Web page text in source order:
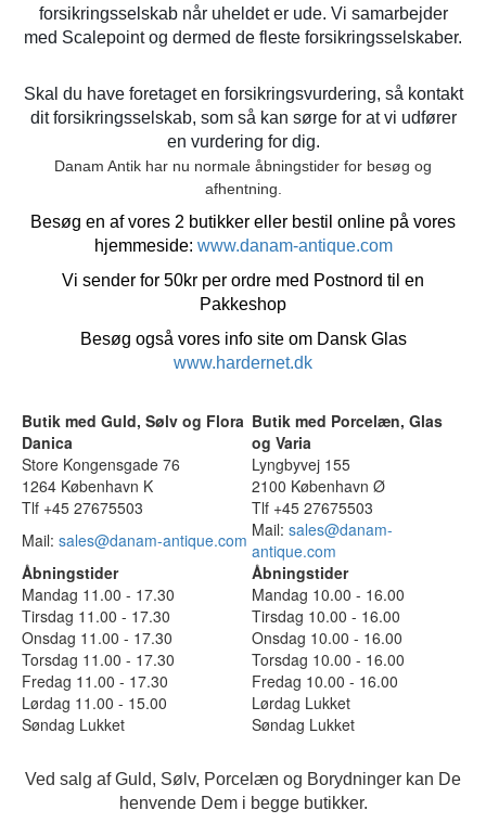
forsikringsselskab når uheldet er ude. Vi samarbejder
med Scalepoint og dermed de fleste forsikringsselskaber.
Skal du have foretaget en forsikringsvurdering, så kontakt
dit forsikringsselskab, som så kan sørge for at vi udfører
en vurdering for dig.
Danam Antik har nu normale åbningstider for besøg og
afhentning.
Besøg en af vores 2 butikker eller bestil online på vores
hjemmeside: www.danam-antique.com
Vi sender for 50kr per ordre med Postnord til en
Pakkeshop
Besøg også vores info site om Dansk Glas
www.hardernet.dk
Butik med Guld, Sølv og Flora
Danica
Butik med Porcelæn, Glas
og Varia
Store Kongensgade 76
Lyngbyvej 155
1264 København K
2100 København Ø
Tlf +45 27675503
Tlf +45 27675503
Mail: sales@danam-antique.com Mail: sales@danam-
antique.com
Åbningstider
Åbningstider
Mandag 11.00 - 17.30
Mandag 10.00 - 16.00
Tirsdag 11.00 - 17.30
Tirsdag 10.00 - 16.00
Onsdag 11.00 - 17.30
Onsdag 10.00 - 16.00
Torsdag 11.00 - 17.30
Torsdag 10.00 - 16.00
Fredag 11.00 - 17.30
Fredag 10.00 - 16.00
Lørdag 11.00 - 15.00
Lørdag Lukket
Søndag Lukket
Søndag Lukket
Ved salg af Guld, Sølv, Porcelæn og Borydninger kan De
henvende Dem i begge butikker.